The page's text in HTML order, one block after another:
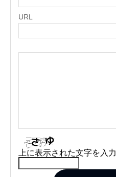
URL
上に表示された文字を入